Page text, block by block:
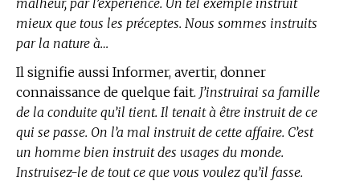
mieux que tous les préceptes. Nous sommes instruits
par la nature à…
Il signifie aussi Informer, avertir, donner
connaissance de quelque fait. J’instruirai sa famille
de la conduite qu’il tient. Il tenait à être instruit de ce
qui se passe. On l’a mal instruit de cette affaire. C’est
un homme bien instruit des usages du monde.
Instruisez-le de tout ce que vous voulez qu’il fasse.